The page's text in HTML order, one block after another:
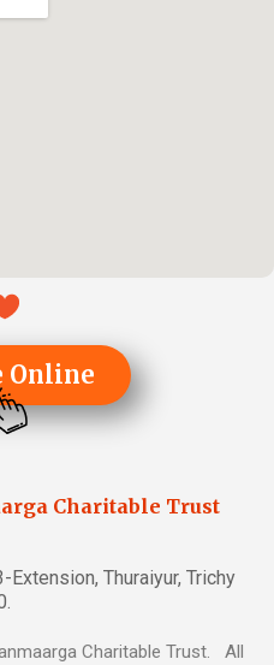
Online
Charitable Trust
Thuraiyur, Trichy
Charitable Trust. All